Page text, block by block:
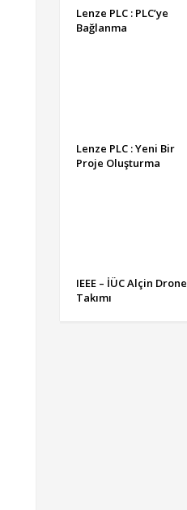
Lenze PLC : PLC’ye
Bağlanma
Lenze PLC : Yeni Bir
Proje Oluşturma
IEEE – İÜC Alçin Drone
Takımı